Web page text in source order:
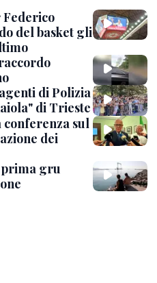
del basket gli
di Polizia
di Trieste
sul
dei
prima gru